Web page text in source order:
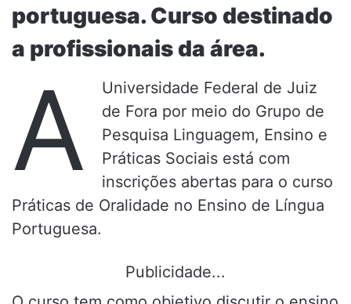
portuguesa. Curso destinado
a profissionais da área.
A
Universidade Federal de Juiz
de Fora por meio do Grupo de
Pesquisa Linguagem, Ensino e
Práticas Sociais está com
inscrições abertas para o curso
Práticas de Oralidade no Ensino de Língua
Portuguesa.
Publicidade...